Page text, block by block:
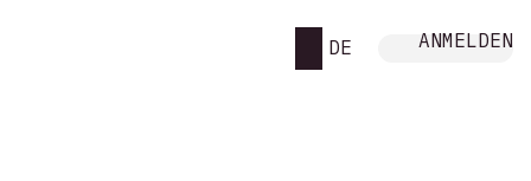
DE ANMELDEN